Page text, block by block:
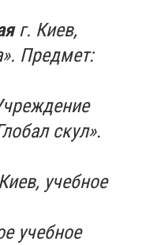
г. Киев,
Предмет:
скул».
учебное
учебное